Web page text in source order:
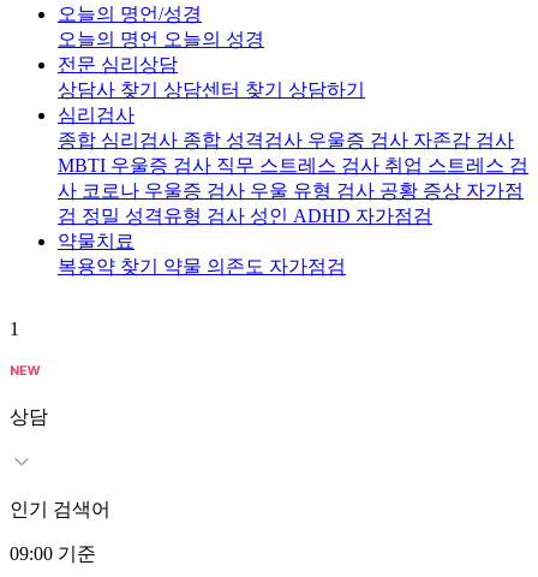
오늘의 명언/성경
오늘의 명언 오늘의 성경
전문 심리상담
상담사 찾기 상담센터 찾기 상담하기
심리검사
종합 심리검사 종합 성격검사 우울증 검사 자존감 검사
MBTI 우울증 검사 직무 스트레스 검사 취업 스트레스 검
사 코로나 우울증 검사 우울 유형 검사 공황 증상 자가점
검 정밀 성격유형 검사 성인 ADHD 자가점검
약물치료
복용약 찾기 약물 의존도 자가점검
1
상담
인기 검색어
09:00 기준